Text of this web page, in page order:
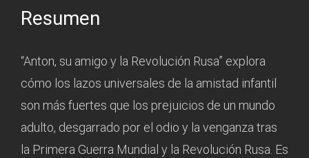
Resumen
“Anton, su amigo y la Revolución Rusa” explora
cómo los lazos universales de la amistad infantil
son más fuertes que los prejuicios de un mundo
adulto, desgarrado por el odio y la venganza tras
la Primera Guerra Mundial y la Revolución Rusa. Es